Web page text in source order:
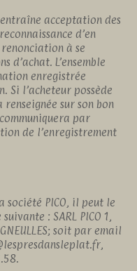
acceptation des
d’en
à se
L’ensemble
enregistrée
Si l’acheteur possède
renseignée sur son bon
par
de l’enregistrement
société PICO, il peut le
: SARL PICO 1,
soit par email